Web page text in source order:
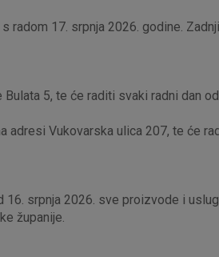
17. srpnja 2026. godine.
5, te će raditi svaki radni dan
adresi Vukovarska ulica 207, te će
srpnja 2026. sve proizvode i
županije.